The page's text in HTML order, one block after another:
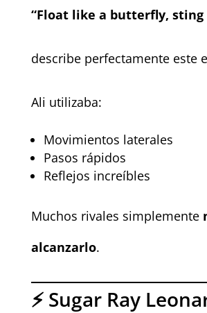
“Float like a butterfly, sting
describe perfectamente este
Ali utilizaba:
Movimientos laterales
Pasos rápidos
Reflejos increíbles
Muchos rivales simplemente
alcanzarlo.
⚡ Sugar Ray